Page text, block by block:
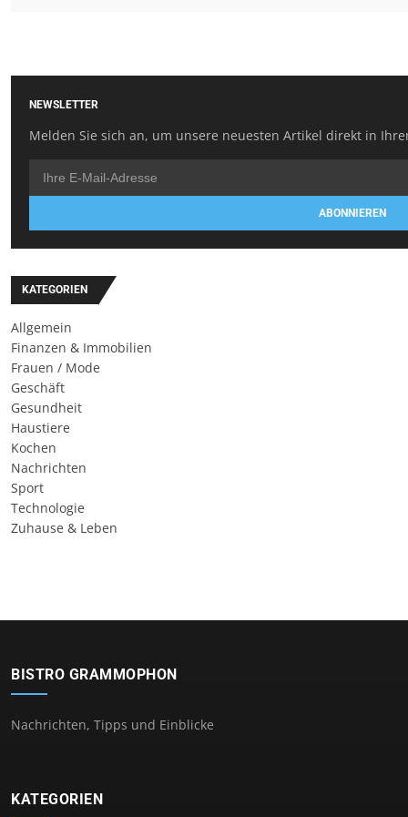
NEWSLETTER
Melden Sie sich an, um unsere neuesten Artikel direkt in
ABONNIEREN
KATEGORIEN
Allgemein
Finanzen & Immobilien
Frauen / Mode
Geschäft
Gesundheit
Haustiere
Kochen
Nachrichten
Sport
Technologie
Zuhause & Leben
BISTRO GRAMMOPHON
Nachrichten, Tipps und Einblicke
KATEGORIEN